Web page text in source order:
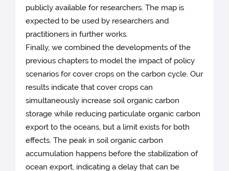
publicly available for researchers. The map is
expected to be used by researchers and
practitioners in further works.
Finally, we combined the developments of the
previous chapters to model the impact of policy
scenarios for cover crops on the carbon cycle. Our
results indicate that cover crops can
simultaneously increase soil organic carbon
storage while reducing particulate organic carbon
export to the oceans, but a limit exists for both
effects. The peak in soil organic carbon
accumulation happens before the stabilization of
ocean export, indicating a delay that can be